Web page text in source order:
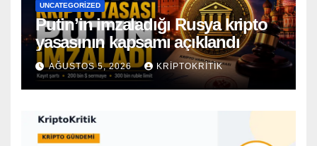
UNCATEGORIZED
Putin’in imzaladığı Rusya kripto
yasasının kapsamı açıklandı
AĞUSTOS 5, 2026 KRIPTOKRITIK